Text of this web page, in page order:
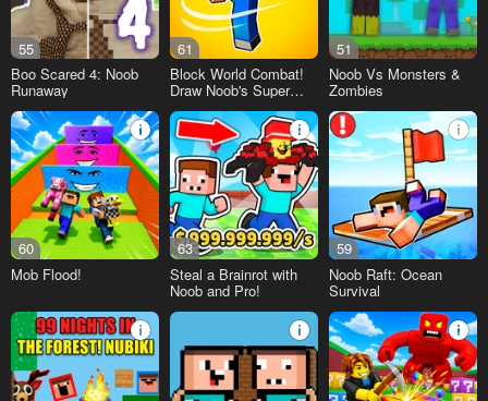
55
Boo Scared 4: Noob
Runaway
61
Block World Combat!
Draw Noob's Super
Punch!
51
Noob Vs Monsters &
Zombies
60
Mob Flood!
63
Steal a Brainrot with
Noob and Pro!
59
Noob Raft: Ocean
Survival